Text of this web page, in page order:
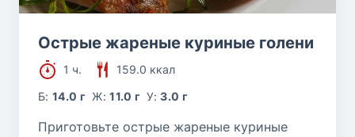
Острые жареные куриные голени
1 ч.
159.0 ккал
Б:14.0 г Ж:11.0 г У:3.0 г
Приготовьте острые жареные куриные